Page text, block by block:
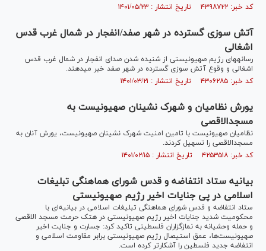
کد خبر: ۴۳۹۸۷۲۲ تاریخ انتشار : ۱۴۰۱/۰۵/۲۳
آتش سوزی گسترده در شهر صفد/انفجار در شمال غرب قدس
اشغالی
رسانه‎های رژیم صهیونیستی از شنیده شدن صدای انفجار در شمال غرب قدس
اشغالی و وقوع آتش سوزی گسترده در شهر صفد خبر می‎دهند.
کد خبر: ۴۳۰۶۲۸۵ تاریخ انتشار : ۱۴۰۱/۰۳/۲۱
یورش نظامیان و شهرک نشینان صهیونیست به
مسجدالاقصی
نظامیان صهیونیست با تامین امنیت شهرک نشینان صهیونیست، یورش آنان به
مسجدالاقصی را تسهیل کردند.
کد خبر: ۴۲۵۳۵۱۸ تاریخ انتشار : ۱۴۰۱/۰۲/۱۵
بیانیه ستاد انتفاضه و قدس شورای هماهنگی تبلیغات
اسلامی در پی جنایات اخیر رژیم صهیونیستی
ستاد انتفاضه و قدس شورای هماهنگی تبلیغات اسلامی در بیانیه‌ای با
محکومیت شدید جنایات اخیر رژیم صهیونیستی در هتک حرمت مسجد الاقصی
و حمله وحشیانه به نمازگزاران فلسطینی تاکید کرد: جسارت و جنایت اخیر
صهیونیست‌ها، عمق استیصال رژیم صهیونیستی برابر مقاومت اسلامی و
انتفاضه جدید فلسطین را آشکارتر کرده است.